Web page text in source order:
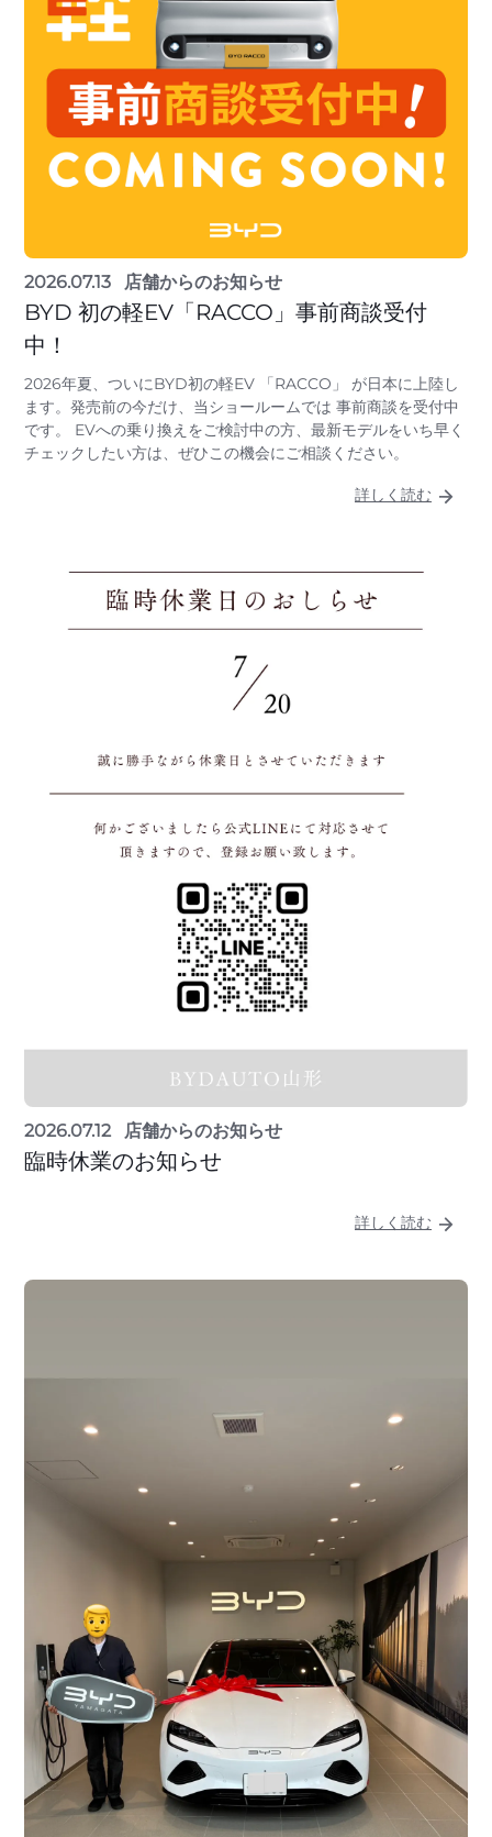
2026.07.13 店舗からのお知らせ
BYD 初の軽EV「RACCO」事前商談受付
中！
2026年夏、ついにBYD初の軽EV 「RACCO」 が日本に上陸し
ます。発売前の今だけ、当ショールームでは 事前商談を受付中
です。 EVへの乗り換えをご検討中の方、最新モデルをいち早く
チェックしたい方は、ぜひこの機会にご相談ください。
詳しく読む
2026.07.12 店舗からのお知らせ
臨時休業のお知らせ
詳しく読む